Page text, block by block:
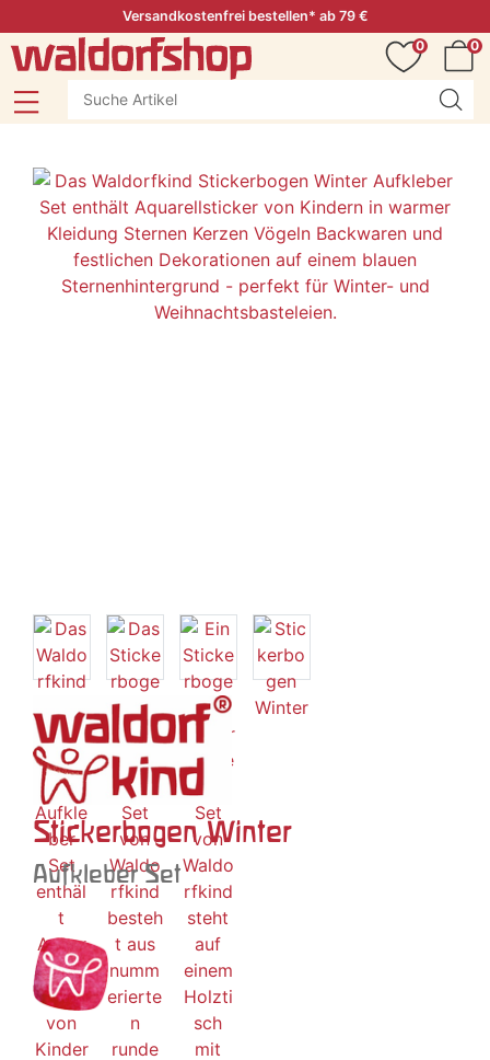
Versandkostenfrei bestellen* ab 79 €
0
0
Stickerbogen Winter
Aufkleber Set